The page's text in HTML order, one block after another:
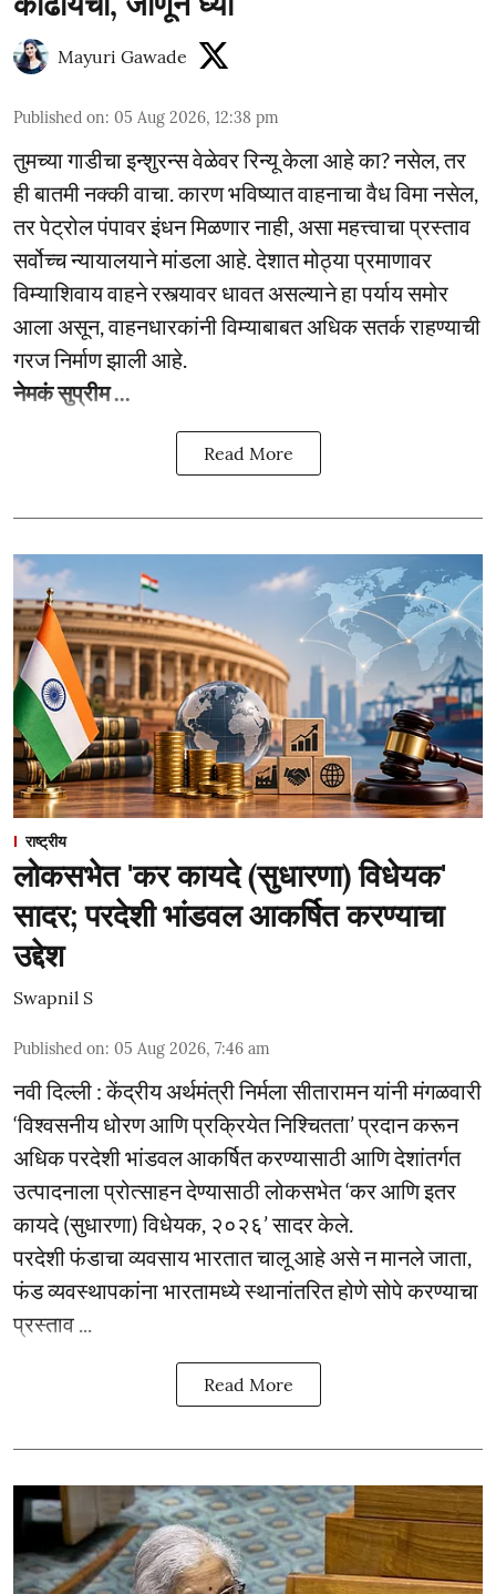
Mayuri Gawade
Published on: 05 Aug 2026, 12:38 pm
तुमच्या गाडीचा इन्शुरन्स वेळेवर रिन्यू केला आहे का? नसेल, तर
ही बातमी नक्की वाचा. कारण भविष्यात वाहनाचा वैध विमा नसेल,
तर पेट्रोल पंपावर इंधन मिळणार नाही, असा महत्त्वाचा प्रस्ताव
सर्वोच्च न्यायालयाने मांडला आहे. देशात मोठ्या प्रमाणावर
विम्याशिवाय वाहने रस्त्यावर धावत असल्याने हा पर्याय समोर
आला असून, वाहनधारकांनी विम्याबाबत अधिक सतर्क राहण्याची
गरज निर्माण झाली आहे.
नेमकं सुप्रीम ...
Read More
राष्ट्रीय
लोकसभेत 'कर कायदे (सुधारणा) विधेयक'
सादर; परदेशी भांडवल आकर्षित करण्याचा
उद्देश
Swapnil S
Published on: 05 Aug 2026, 7:46 am
नवी दिल्ली : केंद्रीय अर्थमंत्री निर्मला सीतारामन यांनी मंगळवारी
‘विश्वसनीय धोरण आणि प्रक्रियेत निश्चितता’ प्रदान करून
अधिक परदेशी भांडवल आकर्षित करण्यासाठी आणि देशांतर्गत
उत्पादनाला प्रोत्साहन देण्यासाठी लोकसभेत ‘कर आणि इतर
कायदे (सुधारणा) विधेयक, २०२६’ सादर केले.
परदेशी फंडाचा व्यवसाय भारतात चालू आहे असे न मानले जाता,
फंड व्यवस्थापकांना भारतामध्ये स्थानांतरित होणे सोपे करण्याचा
प्रस्ताव ...
Read More